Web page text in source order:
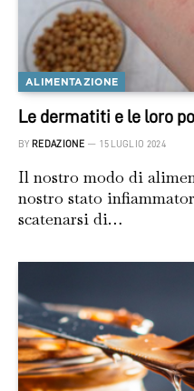
ALIMENTAZIONE
Le dermatiti e le loro
BY REDAZIONE 15 LUGLIO 2024
Il nostro modo di
nostro stato
scatenarsi di…